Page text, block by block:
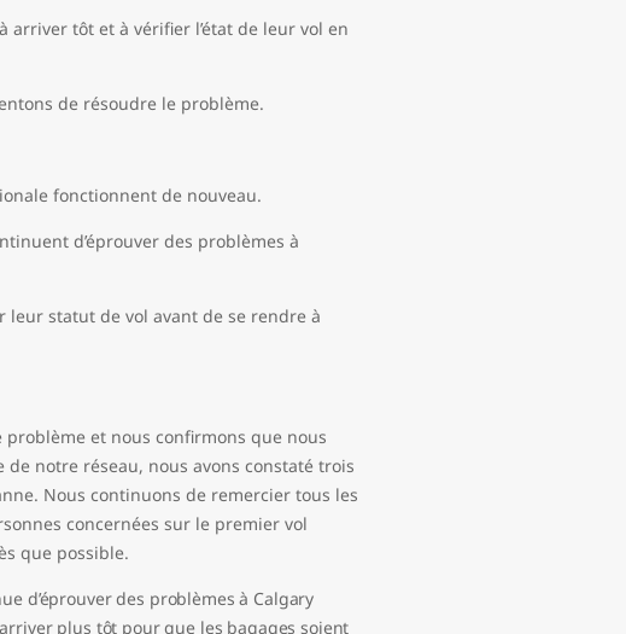
tôt et à vérifier l’état de leur vol en
de résoudre le problème.
fonctionnent de nouveau.
d’éprouver des problèmes à
leur statut de vol avant de se rendre à
et nous confirmons que nous
de notre réseau, nous avons constaté trois
Nous continuons de remercier tous les
concernées sur le premier vol
que possible.
d’éprouver des problèmes à Calgary
plus tôt pour que les bagages soient